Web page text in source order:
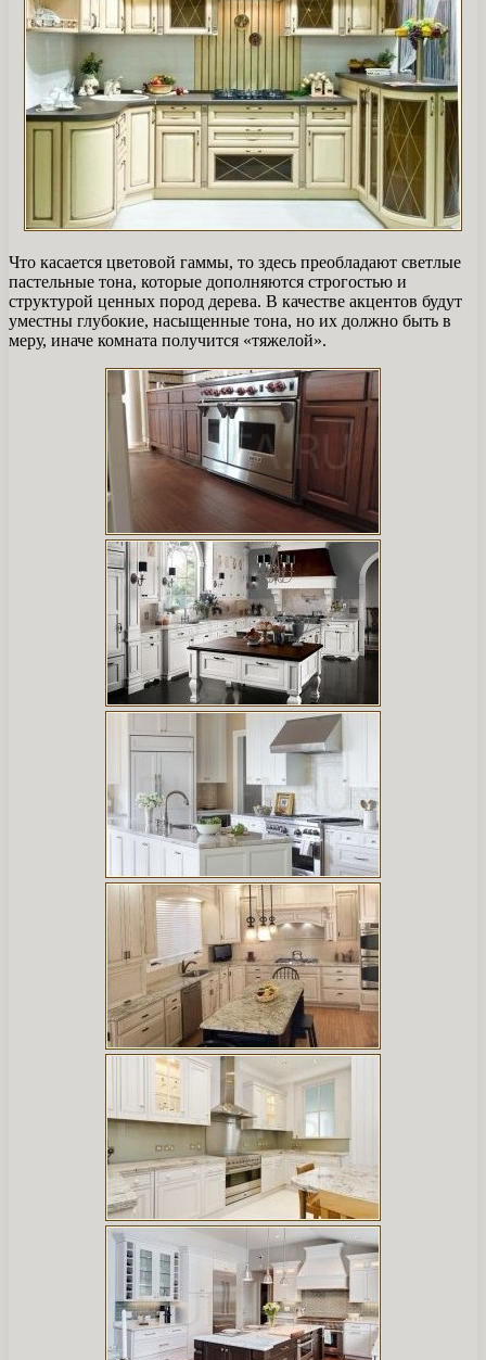
Что касается цветовой гаммы, то здесь преобладают светлые
пастельные тона, которые дополняются строгостью и
структурой ценных пород дерева. В качестве акцентов будут
уместны глубокие, насыщенные тона, но их должно быть в
меру, иначе комната получится «тяжелой».